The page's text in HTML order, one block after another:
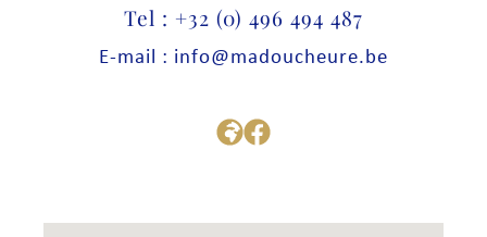
Tel : +32 (0) 496 494 487
E-mail : info@madoucheure.be